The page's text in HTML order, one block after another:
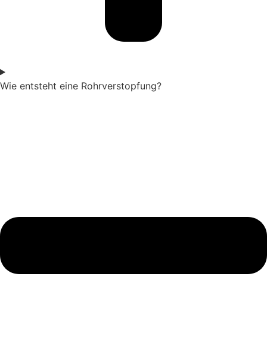
Wie entsteht eine Rohrverstopfung?